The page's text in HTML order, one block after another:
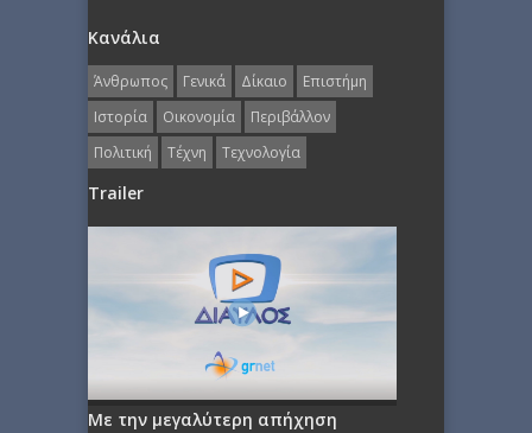
Κανάλια
Άνθρωπος Γενικά Δίκαιο
Επιστήμη
Ιστορία
Οικονομία
Περιβάλλον
Πολιτική
Τέχνη Τεχνολογία
Trailer
Με την μεγαλύτερη απήχηση